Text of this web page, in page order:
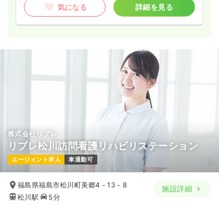
気になる 詳細を見る
株式会社リブレ
リブレ松川訪問看護リハビリステーション
エージェント求人 車通勤可
福島県福島市松川町美郷4－13－8
松川駅
5分
施設詳細